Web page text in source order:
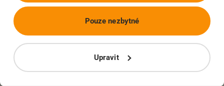
Upravit
Pouze nezbytné